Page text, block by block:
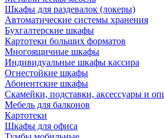
Шкафы для раздевалок (локеры)
Автоматические системы хранения
Бухгалтерские шкафы
Картотеки больших форматов
Многоящичные шкафы
Индивидуальные шкафы кассира
Огнестойкие шкафы
Абонентские шкафы
Скамейки, подставки, аксессуары и
Мебель для балконов
Картотеки
Шкафы для офиса